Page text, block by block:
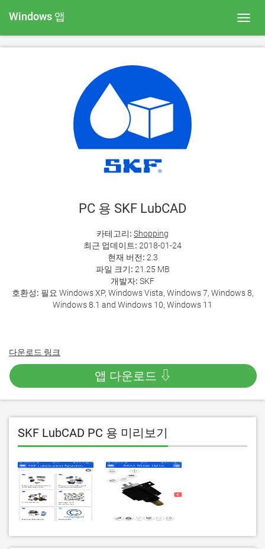
Windows 앱
PC 용 SKF LubCAD
카테고리: Shopping
최근 업데이트: 2018-01-24
현재 버전: 2.3
파일 크기: 21.25 MB
개발자: SKF
호환성: 필요 Windows XP, Windows Vista, Windows 7, Windows 8,
Windows 8.1 and Windows 10, Windows 11
다운로드 링크
앱 다운로드 ⇩
SKF LubCAD PC 용 미리보기